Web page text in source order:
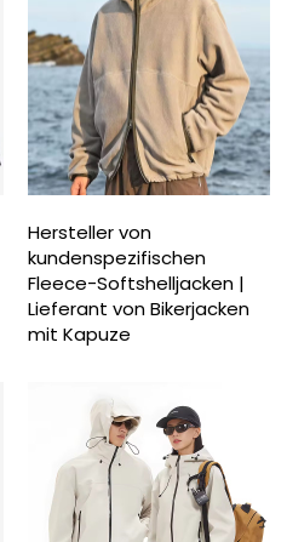
Hersteller von
kundenspezifischen
Fleece-Softshelljacken |
Lieferant von Bikerjacken
mit Kapuze